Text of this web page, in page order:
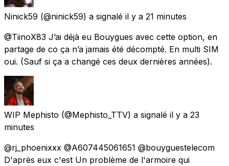
Ninick59 (@ninick59) a signalé il y a 21 minutes
@TiinoX83 J’ai déjà eu Bouygues avec cette option, en
partage de co ça n’a jamais été décompté. En multi SIM
oui. (Sauf si ça a changé ces deux dernières années).
WIP Mephisto (@Mephisto_TTV) a signalé il y a 23
minutes
@rj_phoenixxx @A607445061651 @bouyguestelecom
D'après eux c'est Un problème de l'armoire qui